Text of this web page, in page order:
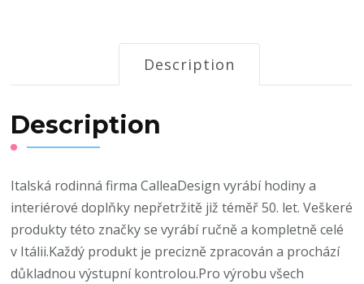
Description
Description
Italská rodinná firma CalleaDesign vyrábí hodiny a
interiérové doplňky nepřetržitě již téměř 50. let. Veškeré
produkty této značky se vyrábí ručně a kompletně celé
v Itálii.Každý produkt je precizně zpracován a prochází
důkladnou výstupní kontrolou.Pro výrobu všech